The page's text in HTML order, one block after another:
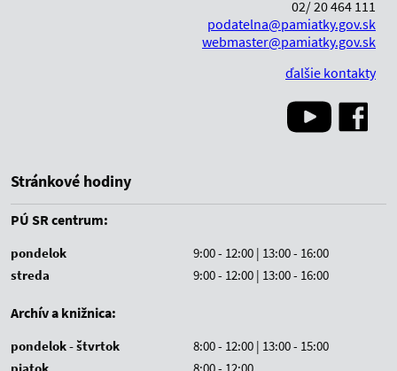
02/ 20 464 111
podatelna@pamiatky.gov.sk
webmaster@pamiatky.gov.sk
ďalšie kontakty
Stránkové hodiny
PÚ SR centrum:
pondelok
9:00 - 12:00 | 13:00 - 16:00
streda
9:00 - 12:00 | 13:00 - 16:00
Archív a knižnica:
pondelok - štvrtok
8:00 - 12:00 | 13:00 - 15:00